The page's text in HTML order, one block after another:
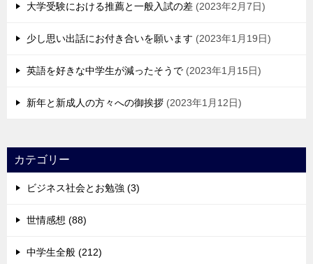
大学受験における推薦と一般入試の差 2023年2月7日
少し思い出話にお付き合いを願います 2023年1月19日
英語を好きな中学生が減ったそうで 2023年1月15日
新年と新成人の方々への御挨拶 2023年1月12日
カテゴリー
ビジネス社会とお勉強 (3)
世情感想 (88)
中学生全般 (212)